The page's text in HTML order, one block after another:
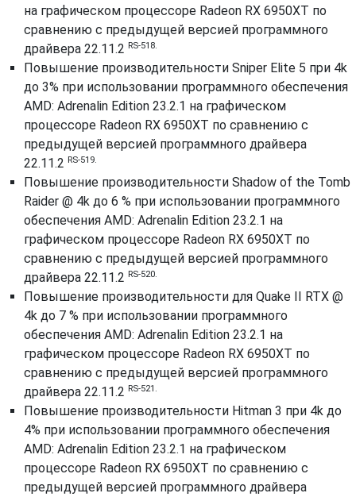
на графическом процессоре Radeon RX 6950XT по
сравнению с предыдущей версией программного
драйвера 22.11.2 RS-518.
Повышение производительности Sniper Elite 5 при 4k
до 3% при использовании программного обеспечения
AMD: Adrenalin Edition 23.2.1 на графическом
процессоре Radeon RX 6950XT по сравнению с
предыдущей версией программного драйвера
22.11.2 RS-519.
Повышение производительности Shadow of the Tomb
Raider @ 4k до 6 % при использовании программного
обеспечения AMD: Adrenalin Edition 23.2.1 на
графическом процессоре Radeon RX 6950XT по
сравнению с предыдущей версией программного
драйвера 22.11.2 RS-520.
Повышение производительности для Quake II RTX @
4k до 7 % при использовании программного
обеспечения AMD: Adrenalin Edition 23.2.1 на
графическом процессоре Radeon RX 6950XT по
сравнению с предыдущей версией программного
драйвера 22.11.2 RS-521.
Повышение производительности Hitman 3 при 4k до
4% при использовании программного обеспечения
AMD: Adrenalin Edition 23.2.1 на графическом
процессоре Radeon RX 6950XT по сравнению с
предыдущей версией программного драйвера